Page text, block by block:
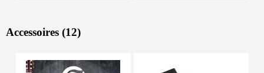
Accessoires (12)